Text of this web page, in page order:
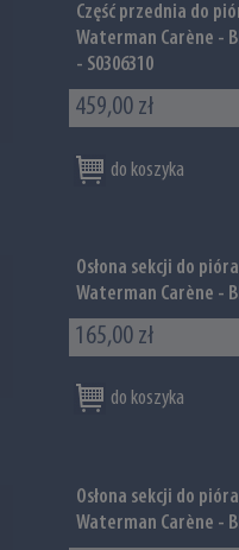
Część przednia do
Waterman Carène -
- S0306310
459,00 zł
do koszyka
Osłona sekcji do
Waterman Carène -
165,00 zł
do koszyka
Osłona sekcji do
Waterman Carène -